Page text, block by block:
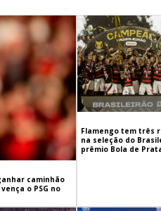
caminhão
o PSG no
Flamengo tem três
na seleção do
prêmio Bola de